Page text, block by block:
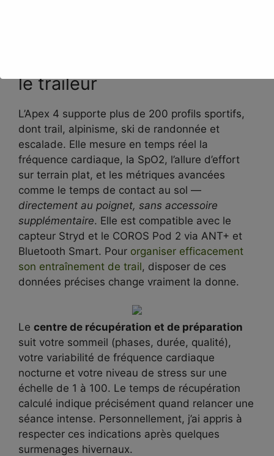
le traileur
L’Apex 4 supporte plus de 200 profils sportifs,
dont trail, alpinisme, ski de randonnée et
escalade. Elle mesure en temps réel la
fréquence cardiaque, la SpO2, l’allure d’effort
sur terrain plat, et les métriques avancées
comme le temps de contact au sol —
directement au poignet, sans accessoire
supplémentaire. Elle est compatible avec le
capteur Stryd et le COROS Pod 2 via ANT+ et
Bluetooth Smart. Pour organiser efficacement
son entraînement de trail, disposer de ces
données précises change vraiment la donne.
Le centre de récupération et de préparation
suit votre sommeil (phases, durée, qualité),
votre variabilité de fréquence cardiaque
nocturne et votre niveau de stress sur une
échelle de 1 à 100. Le temps de récupération
calculé indique précisément quand relancer une
séance intense. Personnellement, j’ai appris à
respecter ces indications après quelques
surmenages hivernaux.